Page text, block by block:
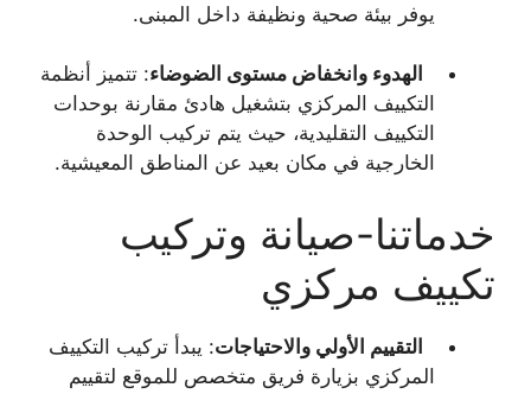
يوفر بيئة صحية ونظيفة داخل المبنى.
الهدوء وانخفاض مستوى الضوضاء: تتميز أنظمة
التكييف المركزي بتشغيل هادئ مقارنة بوحدات
التكييف التقليدية، حيث يتم تركيب الوحدة
الخارجية في مكان بعيد عن المناطق المعيشية.
خدماتنا-صيانة وتركيب
تكييف مركزي
التقييم الأولي والاحتياجات: يبدأ تركيب التكييف
المركزي بزيارة فريق متخصص للموقع لتقييم